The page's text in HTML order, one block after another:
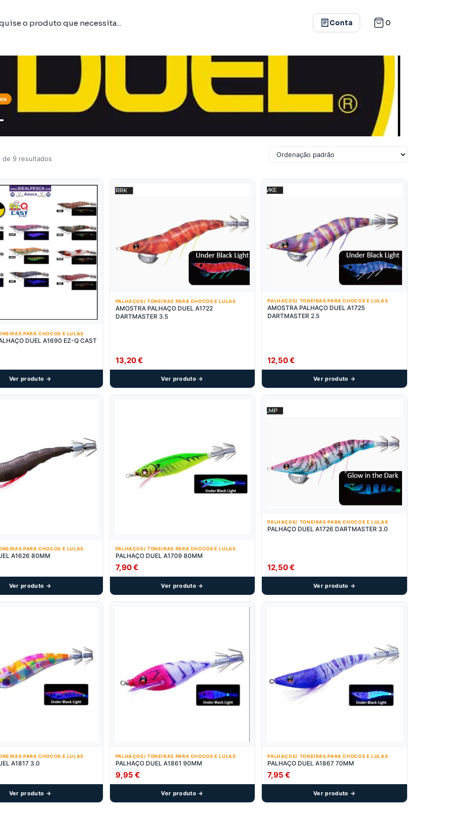
Conta 0
de 9 resultados
PARA CHOCOS E LULAS
DUEL A1690 EZ-Q CAST
Ver produto →
PALHAÇOS/ TONEIRAS PARA CHOCOS E LULAS
AMOSTRA PALHAÇO DUEL A1722
DARTMASTER 3.5
13,20€
Ver produto →
PALHAÇOS/ TONEIRAS PARA CHOCOS E LULAS
AMOSTRA PALHAÇO DUEL A1725
DARTMASTER 2.5
12,50€
Ver produto →
PARA CHOCOS E LULAS
PALHAÇO DUEL A1626 80MM
Ver produto →
PALHAÇOS/ TONEIRAS PARA CHOCOS E LULAS
PALHAÇO DUEL A1709 80MM
7,90€
Ver produto →
PALHAÇOS/ TONEIRAS PARA CHOCOS E LULAS
PALHAÇO DUEL A1726 DARTMASTER 3.0
12,50€
Ver produto →
PARA CHOCOS E LULAS
PALHAÇO DUEL A1817 3.0
Ver produto →
PALHAÇOS/ TONEIRAS PARA CHOCOS E LULAS
PALHAÇO DUEL A1861 90MM
9,95 €
Ver produto →
PALHAÇOS/ TONEIRAS PARA CHOCOS E LULAS
PALHAÇO DUEL A1867 70MM
7,95€
Ver produto →